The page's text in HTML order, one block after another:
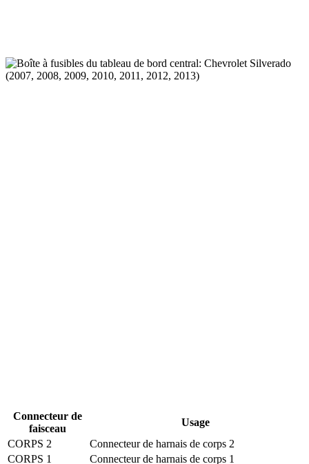
Connecteur de
faisceau
Usage
CORPS 2
Connecteur de harnais de corps 2
CORPS 1
Connecteur de harnais de corps 1